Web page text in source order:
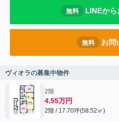
無料 LINEから
無料 お問
ヴィオラの募集中物件
2階
4.55万円
2階 / 17.70坪(58.52㎡)